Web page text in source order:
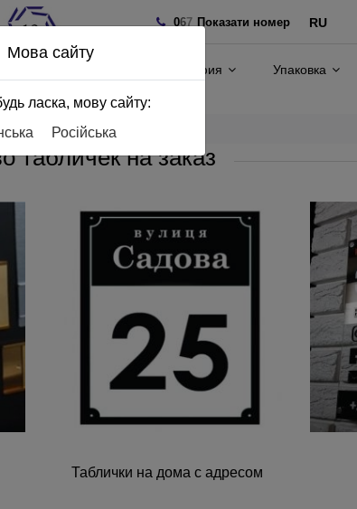
067 Показати номер RU
Полиграфия Упаковка
табличек на заказ
Мова сайту
ласка, мову сайту:
Російська
Таблички на дома с адресом